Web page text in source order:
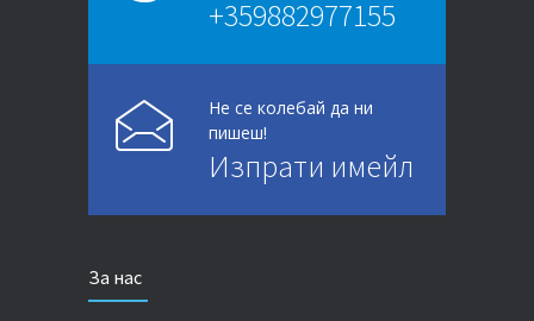
+359882977155
Не се колебай да ни
пишеш!
Изпрати имейл
За нас